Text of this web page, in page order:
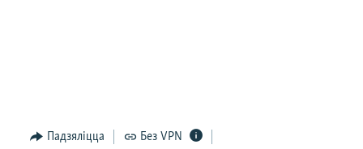
Падзяліцца Без VPN